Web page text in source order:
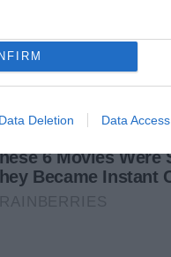
Data Deletion Data Access